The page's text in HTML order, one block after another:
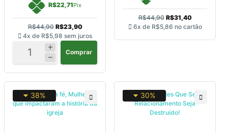
R$22,71Pix
R$44,90 R$23,90
4x de R$5,98 sem juros
Comprar
R$44,90 R$31,40
6x de R$5,86 no cartão
38% 30%